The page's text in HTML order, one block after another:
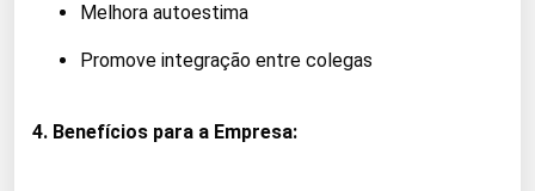
Melhora autoestima
Promove integração entre colegas
4. Benefícios para a Empresa: